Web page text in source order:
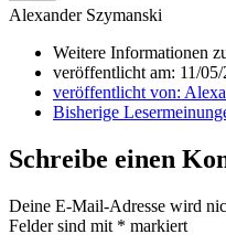
Alexander Szymanski
Weitere Informationen
veröffentlicht am: 11/
veröffentlicht von:
Bisherige
Schreibe einen
Deine E-Mail-Adresse wird
Felder sind mit * markiert